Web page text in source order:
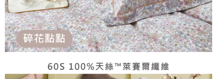
５．嚴禁一人註冊多個帳號或使用他人資訊註冊。若發現惡意使用之情形，
恩沛科技股份有限公司將有權停止該用戶之使用額度並採取法律行動。
每筆NT$250